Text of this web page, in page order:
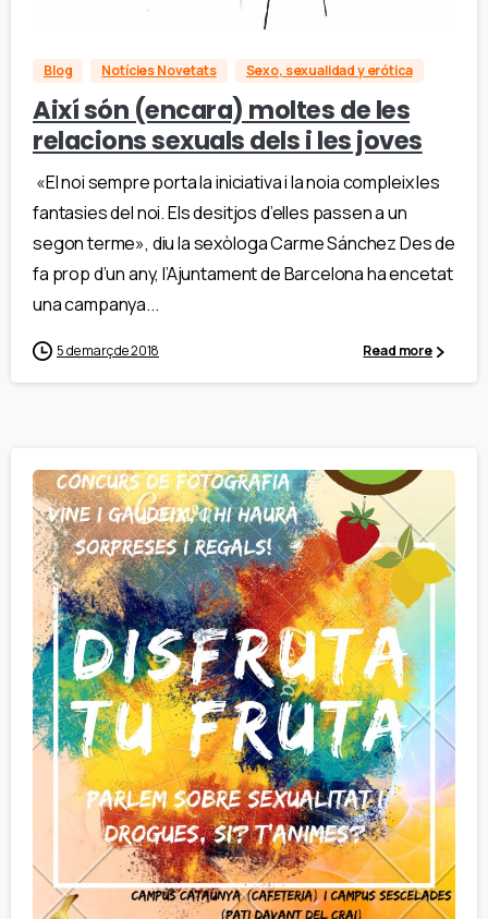
Blog Notícies Novetats Sexo, sexualidad y erótica
Així són (encara) moltes de les
relacions sexuals dels i les joves
«El noi sempre porta la iniciativa i la noia compleix les
fantasies del noi. Els desitjos d’elles passen a un
segon terme», diu la sexòloga Carme Sánchez Des de
fa prop d’un any, l’Ajuntament de Barcelona ha encetat
una campanya...
5 de març de 2018 Read more